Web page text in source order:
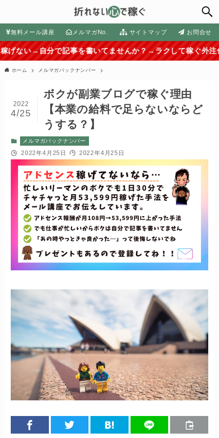
無料メール講座 メルマガNo. サイトマップ お問合せ
記事を書いてませんか？→ラクして稼ぐ外注化の方法はコ
ホーム メルマガバックナンバー
ボクが副業ブログで稼ぐ理由
【本業の給料で足らないならど
うする？】
2022
4/25
メルマガバックナンバー
2022年4月25日 2022年4月25日